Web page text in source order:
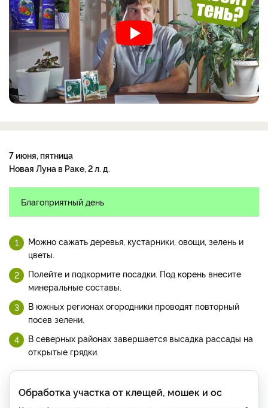
7 июня, пятница
Новая Луна в Раке, 2 л. д.
Благоприятный день
Можно сажать деревья, кустарники, овощи, зелень и
цветы.
Полейте и подкормите посадки. Под корень внесите
минеральные составы.
В южных регионах огородники проводят повторный
посев зелени.
В северных районах завершается высадка рассады на
открытые грядки.
Обработка участка от клещей, мошек и ос